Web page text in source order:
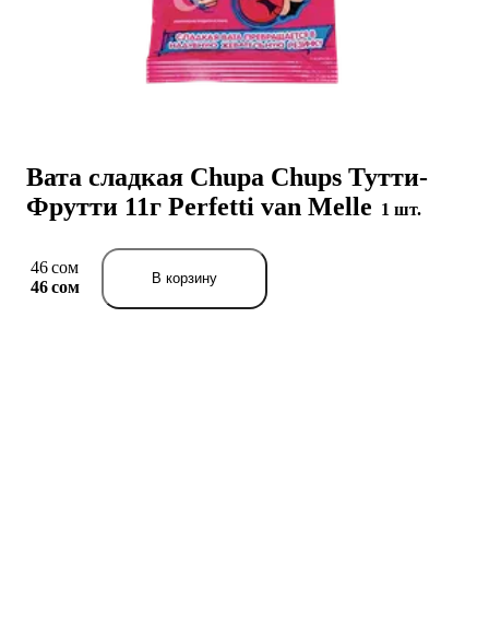
Вата сладкая Chupa Chups Тутти-
Фрутти 11г Perfetti van Melle 1 шт.
46 сом
46 сом
В корзину